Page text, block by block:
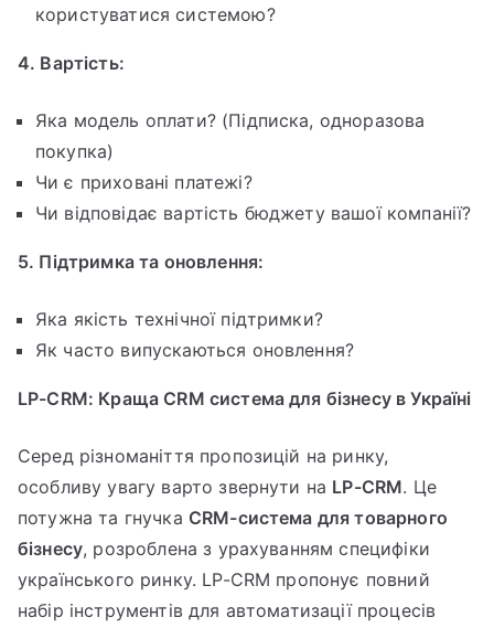
користуватися системою?
4. Вартість:
Яка модель оплати? (Підписка, одноразова
покупка)
Чи є приховані платежі?
Чи відповідає вартість бюджету вашої компанії?
5. Підтримка та оновлення:
Яка якість технічної підтримки?
Як часто випускаються оновлення?
LP-CRM: Краща CRM система для бізнесу в Україні
Серед різноманіття пропозицій на ринку,
особливу увагу варто звернути на LP-CRM. Це
потужна та гнучка CRM-система для товарного
бізнесу, розроблена з урахуванням специфіки
українського ринку. LP-CRM пропонує повний
набір інструментів для автоматизації процесів